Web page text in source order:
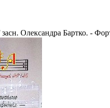
Олександра Бартко. -